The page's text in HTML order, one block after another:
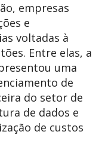
empresas
e
voltadas à
Entre elas, a
uma
de
do setor de
de dados e
de custos